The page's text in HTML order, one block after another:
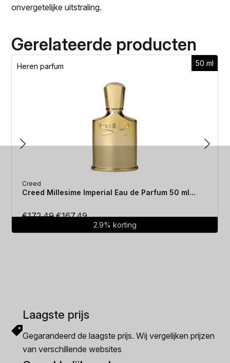
onvergetelijke uitstraling.
Gerelateerde producten
50 ml
Heren parfum
Creed
Creed Millesime Imperial Eau de Parfum 50 ml...
€172.49Oorspronkelijke
€167.49Huidige
prijs
2.9% korting
Laagste prijs
Gegarandeerd de laagste prijs. Wij vergelijken prijzen
van verschillende websites